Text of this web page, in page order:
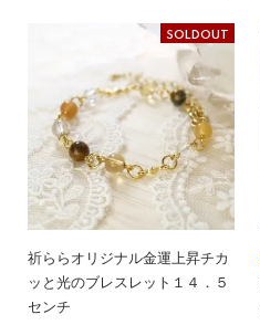
SOLDOUT
祈ららオリジナル金運上昇チカ
ッと光のブレスレット１４．５
センチ